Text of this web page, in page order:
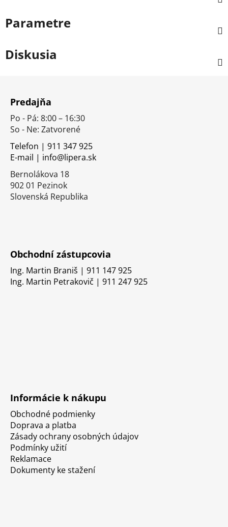
Parametre
Diskusia
Predajňa
Po - Pá: 8:00 – 16:30
So - Ne: Zatvorené
Telefon | 911 347 925
E-mail | info@lipera.sk
Bernolákova 18
902 01 Pezinok
Slovenská Republika
Obchodní zástupcovia
Ing. Martin Braniš | 911 147 925
Ing. Martin Petrakovič | 911 247 925
Informácie k nákupu
Obchodné podmienky
Doprava a platba
Zásady ochrany osobných údajov
Podmínky užití
Reklamace
Dokumenty ke stažení